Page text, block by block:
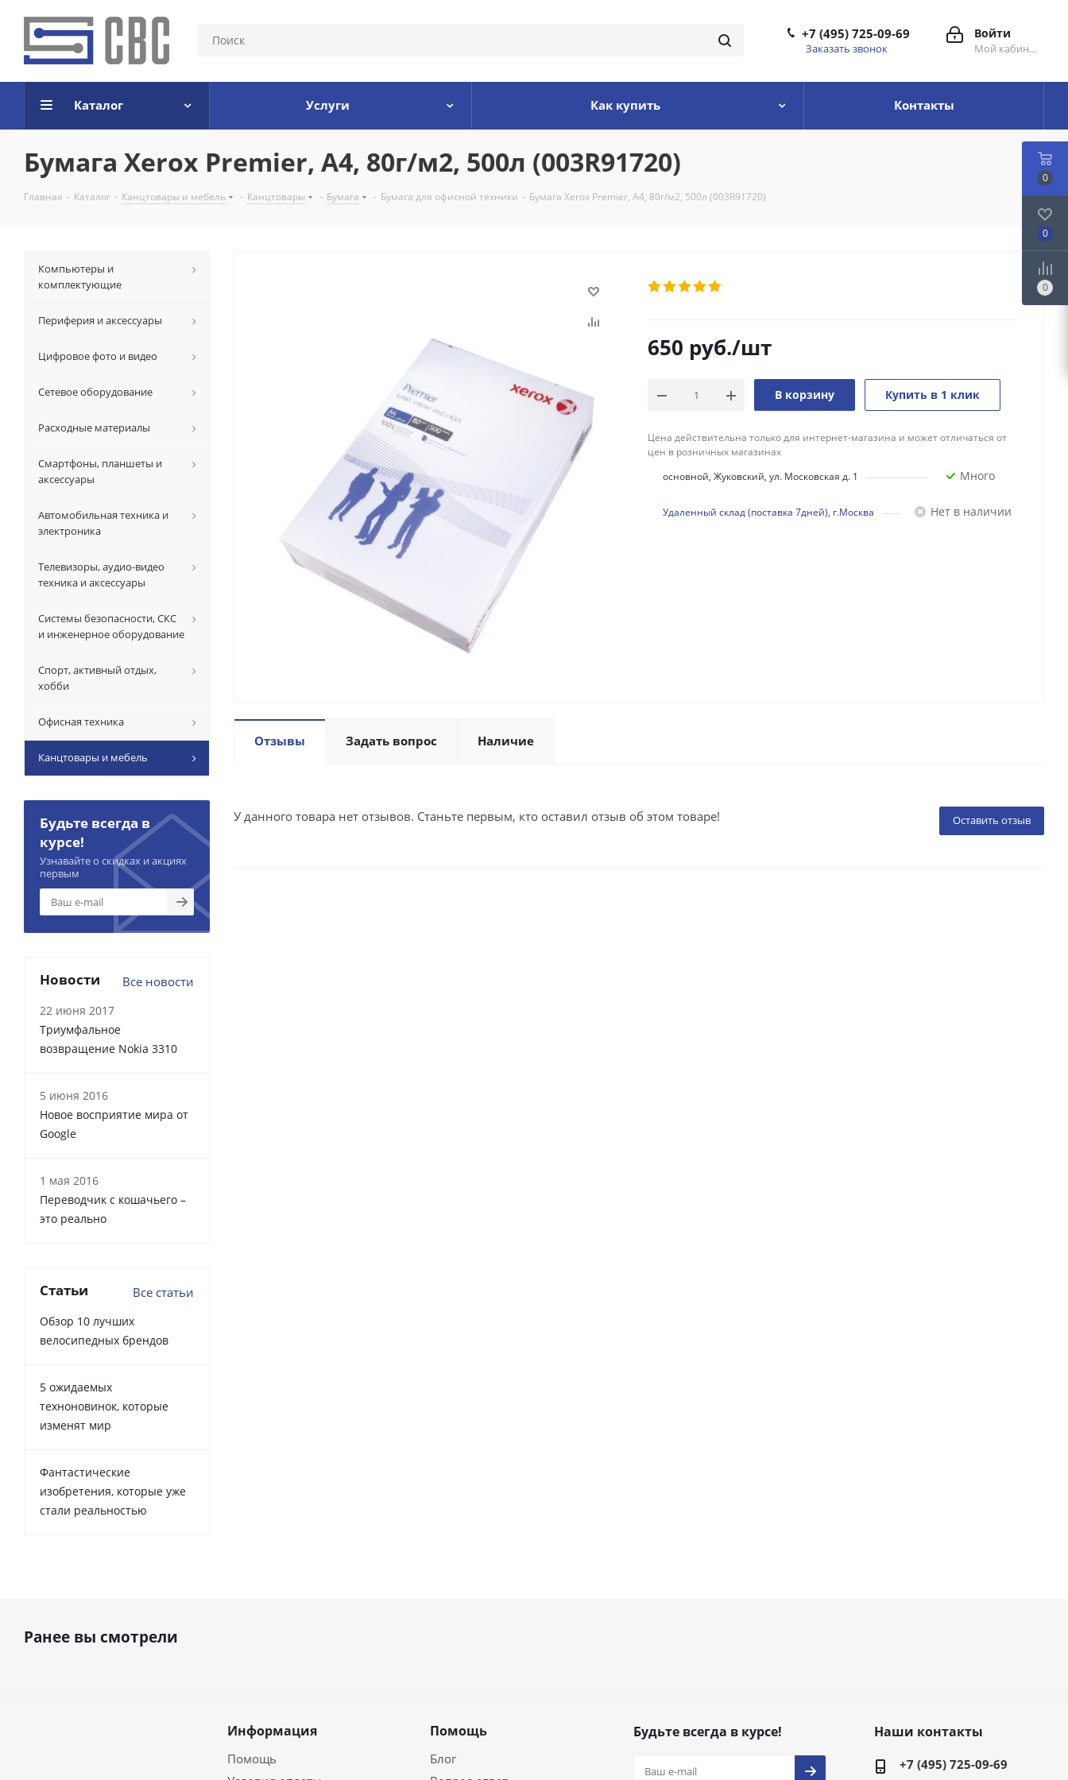
Войти
Мой кабинет
+7 (495) 725-09-69
Заказать звонок
Каталог Услуги Как купить Контакты
Бумага Xerox Premier, A4, 80г/м2, 500л (003R91720)
Главная - Каталог - Канцтовары и мебель - Канцтовары - Бумага - Бумага для офисной техники - Бумага Xerox Premier, A4, 80г/м2, 500л (003R91720)
650 руб./шт
В корзину Купить в 1 клик
Цена действительна только для интернет-магазина и может отличаться от
цен в розничных магазинах
основной, Жуковский, ул. Московская д. 1
Много
Удаленный склад (поставка 7дней), г.Москва Нет в наличии
Отзывы Задать вопрос Наличие
Оставить отзыв
У данного товара нет отзывов. Станьте первым, кто оставил отзыв об этом товаре!
Компьютеры и
комплектующие
Периферия и аксессуары
Цифровое фото и видео
Сетевое оборудование
Расходные материалы
Смартфоны, планшеты и
аксессуары
Автомобильная техника и
электроника
Телевизоры, аудио-видео
техника и аксессуары
Системы безопасности, СКС
и инженерное оборудование
Спорт, активный отдых,
хобби
Офисная техника
Канцтовары и мебель
Будьте всегда в
курсе!
Узнавайте о скидках и акциях
первым
Новости Все новости
22 июня 2017
Триумфальное
возвращение Nokia 3310
5 июня 2016
Новое восприятие мира от
Google
1 мая 2016
Переводчик с кошачьего –
это реально
Статьи Все статьи
Обзор 10 лучших
велосипедных брендов
5 ожидаемых
техноновинок, которые
изменят мир
Фантастические
изобретения, которые уже
стали реальностью
Ранее вы смотрели
Информация
Помощь
Помощь
Блог
Будьте всегда в курсе! Наши контакты
+7 (495) 725-09-69
0
0
0